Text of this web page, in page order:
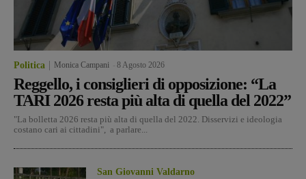
Politica Monica Campani 8 Agosto 2026
Reggello, i consiglieri di opposizione: “La
TARI 2026 resta più alta di quella del 2022”
"La bolletta 2026 resta più alta di quella del 2022. Disservizi e ideologia
costano cari ai cittadini", a parlare...
San Giovanni Valdarno